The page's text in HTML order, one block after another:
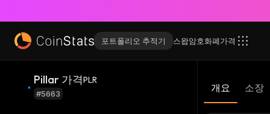
포트폴리오 추적기 스왑암호화폐가격
Pillar 가격PLR
#5663 개요 소장